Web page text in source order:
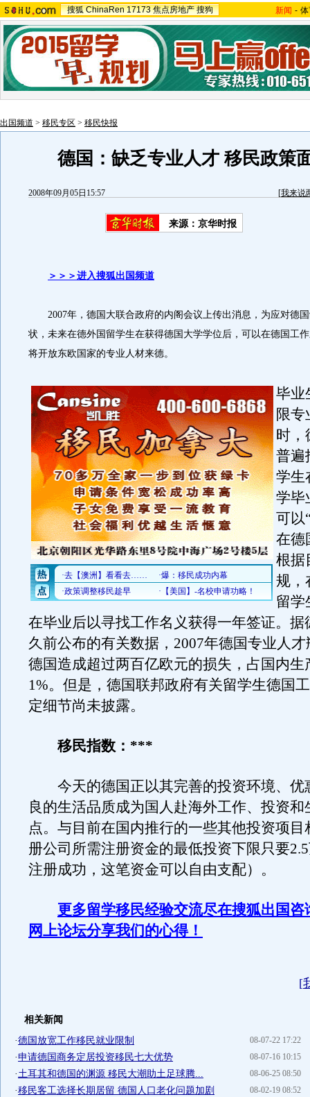
搜狐 ChinaRen 17173 焦点房地产 搜狗 新闻 -
出国频道 > 移民专区 > 移民快报
德国：缺乏专业人才 移民政策
2008年09月05日15:57 [我来说
来源：京华时报
＞＞＞进入搜狐出国频道
2007年，德国大联合政府的内阁会议上传出消息，为应对德国
状，未来在德外国留学生在获得德国大学学位后，可以在德国工
将开放东欧国家的专业人材来德。
毕业
限专
时，
普遍
学生
学毕
可以
在德
根据
规，
留学
在毕业后以寻找工作名义获得一年签证。据
久前公布的有关数据，2007年德国专业人
德国造成超过两百亿欧元的损失，占国内生
1%。但是，德国联邦政府有关留学生德国
定细节尚未披露。
移民指数：***
今天的德国正以其完善的投资环境、优
良的生活品质成为国人赴海外工作、投资和
点。与目前在国内推行的一些其他投资项目
册公司所需注册资金的最低投资下限只要
注册成功，这笔资金可以自由支配）。
更多留学移民经验交流尽在搜狐出国咨
网上论坛分享我们的心得！
[
相关新闻
08-07-22 17:22
·德国放宽工作移民就业限制
08-07-16 10:15
·申请德国商务定居投资移民七大优势
08-06-25 08:50
·土耳其和德国的渊源 移民大潮助土足球腾...
08-02-19 08:52
·移民客工选择长期居留 德国人口老化问题加剧